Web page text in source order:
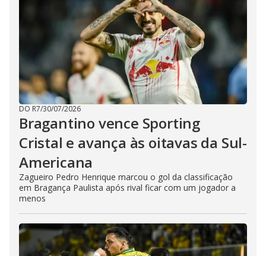
DO R7/30/07/2026
Bragantino vence Sporting
Cristal e avança às oitavas da Sul-
Americana
Zagueiro Pedro Henrique marcou o gol da classificação
em Bragança Paulista após rival ficar com um jogador a
menos